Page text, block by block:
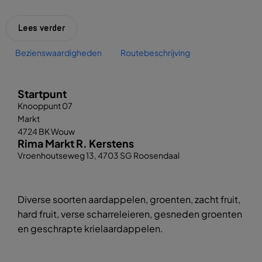
Lees verder
Bezienswaardigheden Routebeschrijving
Startpunt
Knooppunt 07
Markt
4724 BK Wouw
Rima Markt R. Kerstens
Vroenhoutseweg 13, 4703 SG Roosendaal
Diverse soorten aardappelen, groenten, zacht fruit,
hard fruit, verse scharreleieren, gesneden groenten
en geschrapte krielaardappelen.